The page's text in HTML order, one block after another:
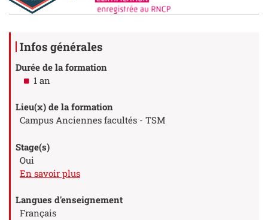
Infos générales
Durée de la formation
1 an
Lieu(x) de la formation
Campus Anciennes facultés - TSM
Stage(s)
Oui
En savoir plusà propos des Stage(s)
Langues d'enseignement
Français